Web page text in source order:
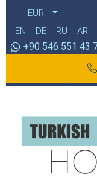
EUR
EN
DE RU AR
+90 546 551 43